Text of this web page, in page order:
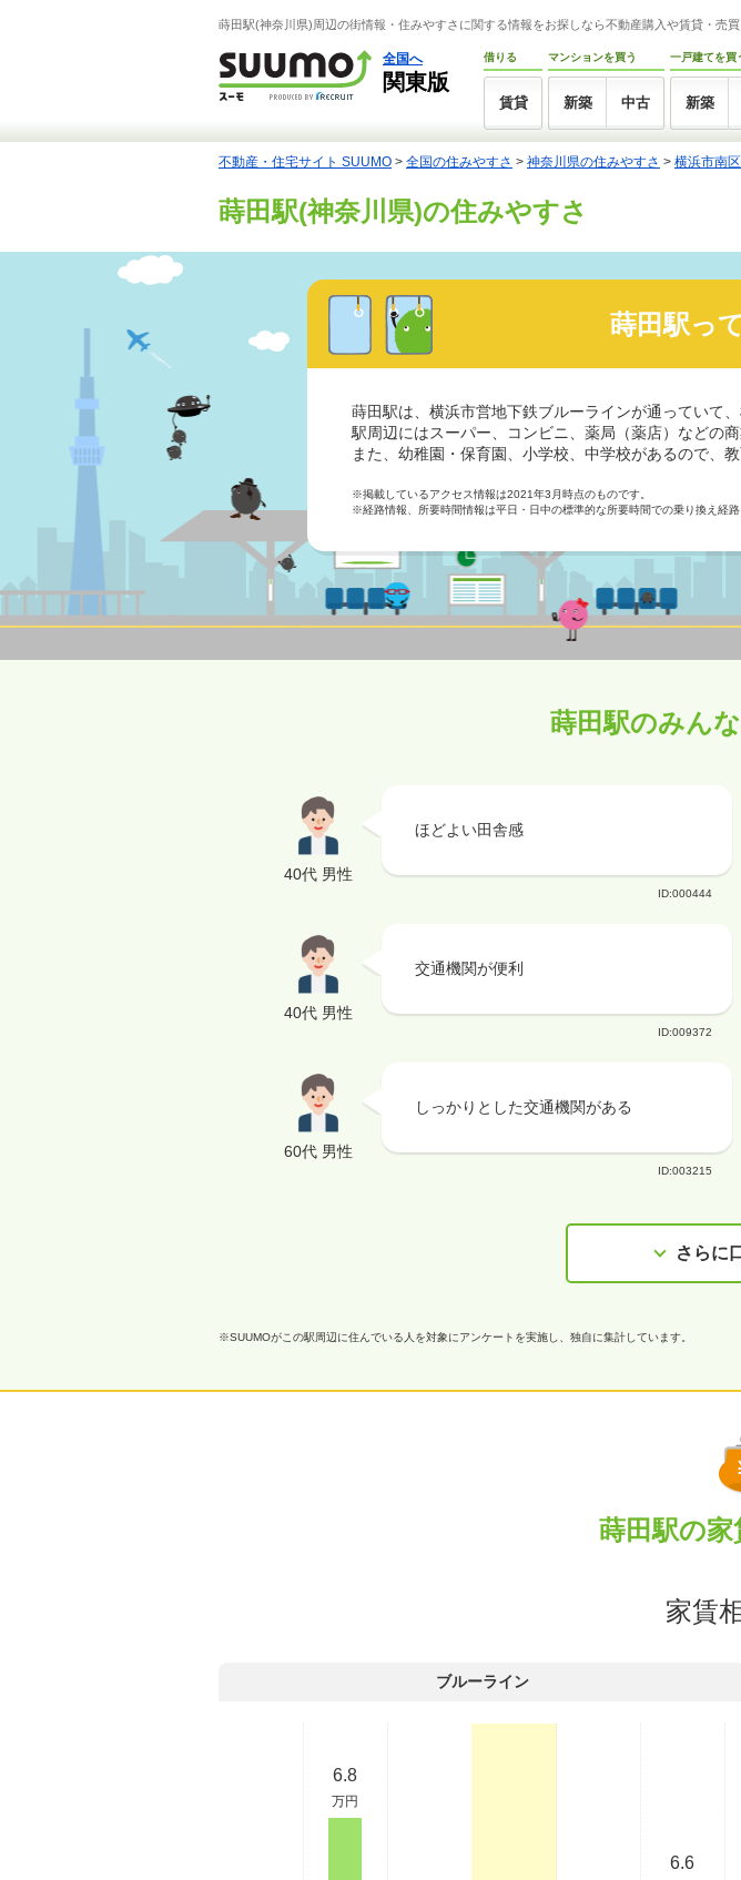
蒔田駅(神奈川県)周辺の街情報・住みやすさに関する情報をお探しなら不動産購入や賃貸・売
全国へ
関東版
借りる
賃貸
マンションを買う
新築 中古
一戸建てを買
新築
不動産・住宅サイト SUUMO > 全国の住みやすさ > 神奈川県の住みやすさ > 横浜市南
蒔田駅(神奈川県)の住みやすさ
蒔田駅っ
蒔田駅は、横浜市営地下鉄ブルーラインが通っていて
駅周辺にはスーパー、コンビニ、薬局（薬店）などの
また、幼稚園・保育園、小学校、中学校があるので、
※掲載しているアクセス情報は2021年3月時点のものです。
※経路情報、所要時間情報は平日・日中の標準的な所要時間での乗り換え経路
蒔田駅のみん
40代 男性
ほどよい田舎感
ID:000444
40代 男性
交通機関が便利
ID:009372
60代 男性
しっかりとした交通機関がある
ID:003215
さらに
※SUUMOがこの駅周辺に住んでいる人を対象にアンケートを実施し、独自に集計しています。
蒔田駅の家
家賃
ブルーライン
6.8
万円
6.6